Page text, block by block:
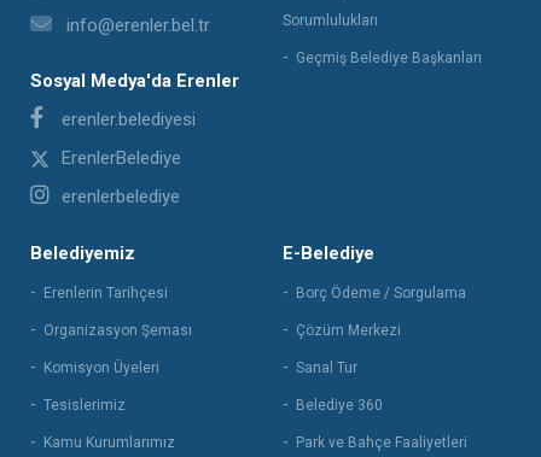
info@erenler.bel.tr
Sosyal Medya'da Erenler
erenler.belediyesi
ErenlerBelediye
erenlerbelediye
Sorumlulukları
Geçmiş Belediye Başkanları
Belediyemiz
Erenlerin Tarihçesi
Organizasyon Şeması
Komisyon Üyeleri
Tesislerimiz
Kamu Kurumlarımız
E-Belediye
Borç Ödeme / Sorgulama
Çözüm Merkezi
Sanal Tur
Belediye 360
Park ve Bahçe Faaliyetleri